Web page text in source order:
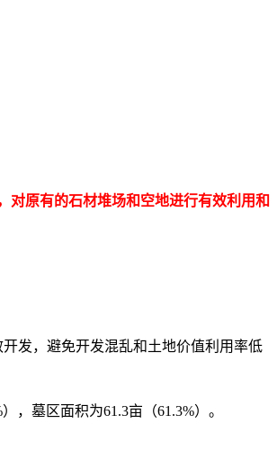
对原有的石材堆场和空地进行有效利用和
发，避免开发混乱和土地价值利用率低
，墓区面积为61.3亩（61.3%）。